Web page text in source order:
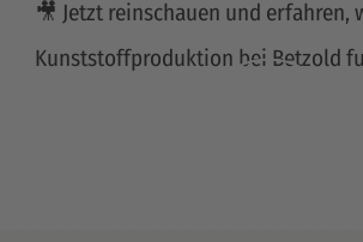
🎥 Jetzt reinschauen und erfahren,
Kunststoffproduktion bei Betzold